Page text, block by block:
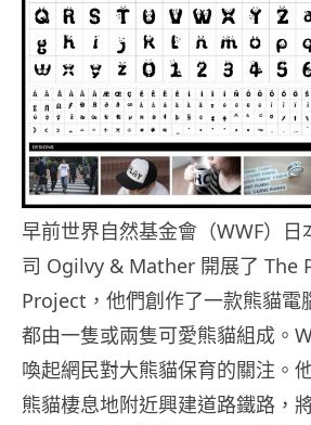
早前世界自然基金會（WWF）日
司 Ogilvy & Mather 開展了 The
Project，他們創作了一款熊貓電
都由一隻或兩隻可愛熊貓組成。
喚起網民對大熊貓保育的關注。
熊貓棲息地附近興建道路鐵路，